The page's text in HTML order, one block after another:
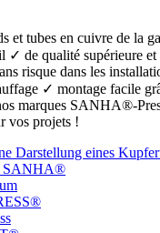
et tubes en cuivre de la
✓ de qualité supérieure
risque dans les
✓ montage facile
marques SANHA®-
vos projets !